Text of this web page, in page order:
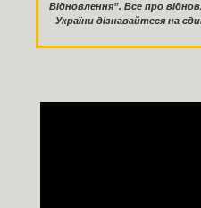
Відновлення”. Все про
України дізнавайтеся на